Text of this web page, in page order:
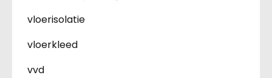
vloerisolatie
vloerkleed
vvd